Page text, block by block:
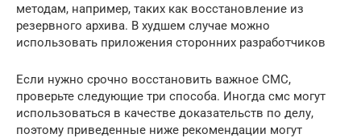
методам, например, таких как восстановление из
резервного архива. В худшем случае можно
использовать приложения сторонних разработчиков
Если нужно срочно восстановить важное СМС,
проверьте следующие три способа. Иногда смс могут
использоваться в качестве доказательств по делу,
поэтому приведенные ниже рекомендации могут